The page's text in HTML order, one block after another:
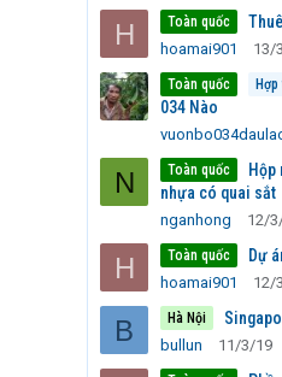
H Toàn quốc
hoamai901 13/
Toàn quốc
034 Nào
N Toàn quốc
nhựa có quai sắt
nganhong 12/
H Toàn quốc Dự
hoamai901 12/
B Hà Nội
bullun 11/3/19